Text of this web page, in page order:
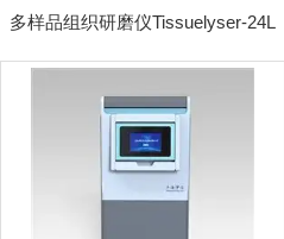
多样品组织研磨仪Tissuelyser-24L